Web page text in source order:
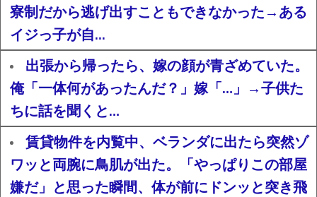
寮制だから逃げ出すこともできなかった→ある
イジっ子が自...
出張から帰ったら、嫁の顔が青ざめていた。
俺「一体何があったんだ？」嫁「…」→子供た
ちに話を聞くと…
賃貸物件を内覧中、ベランダに出たら突然ゾ
ワッと両腕に鳥肌が出た。「やっぱりこの部屋
嫌だ」と思った瞬間、体が前にドンッと突き飛